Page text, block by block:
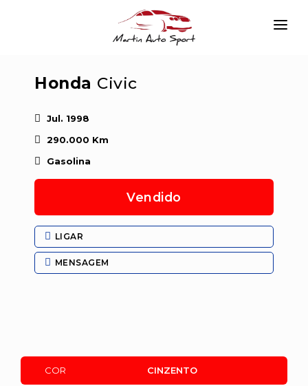
EMPRESA
VIATURAS
SERVIÇOS
Honda Civic
Jul. 1998
290.000 Km
Gasolina
Vendido
LIGAR
MENSAGEM
COR CINZENTO